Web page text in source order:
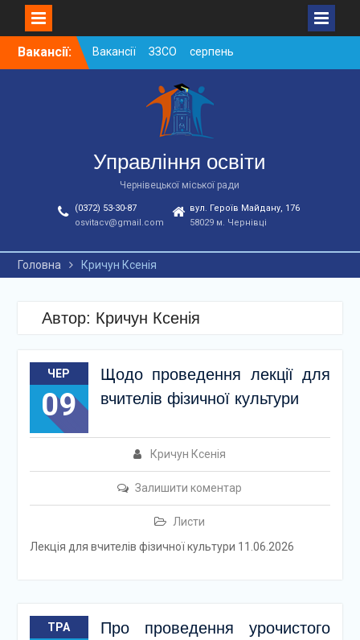
SkipВакансії:
Вакансії ЗЗСО серпень
2026
Вакансії ЗЗСО червень
Вакансії у ЗДО та
дошкільних підрозділах
ЗЗСО станом на
01.08.2026 р.
Управління освіти
Чернівецької міської ради
(0372) 53-30-87
osvitacv@gmail.com
вул. Героїв Майдану, 176
58029 м. Чернівці
Головна Кричун Ксенія
Автор: Кричун Ксенія
ЧЕР
09
Щодо проведення лекції для
вчителів фізичної культури
Кричун Ксенія
Залишити коментар
Листи
Лекція для вчителів фізичної культури 11.06.2026
ТРА
Про проведення урочистого